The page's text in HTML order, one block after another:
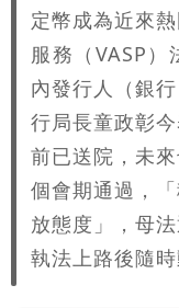
定幣成為近來
服務（VASP
內發行人（銀
行局長童政彰
前已送院，未
個會期通過，
放態度」，母
執法上路後隨時